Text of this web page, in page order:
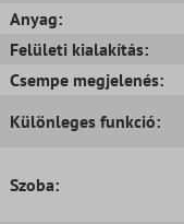
Anyag:
Felületi kialakítás:
Csempe megjelenés:
Különleges funkció:
Szoba: